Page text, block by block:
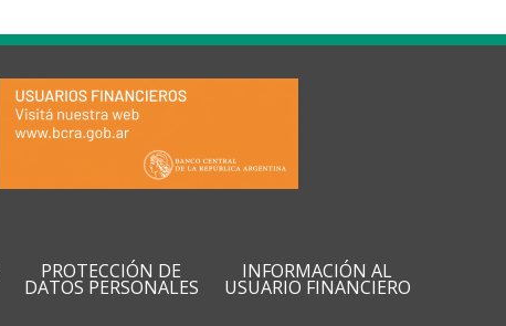
PROTECCIÓN DE
DATOS PERSONALES
INFORMACIÓN AL
USUARIO FINANCIERO